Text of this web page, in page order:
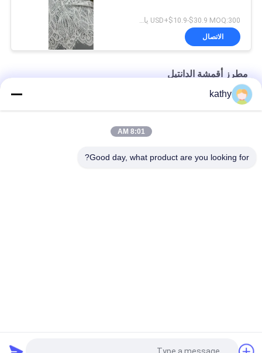
الاتصال
مطرز أقمشة الدانتيل
القماش البيضاء المطرز القماش البيضاء المصمم خصيصا
kathy
8:01 AM
Good day, what product are you looking for?